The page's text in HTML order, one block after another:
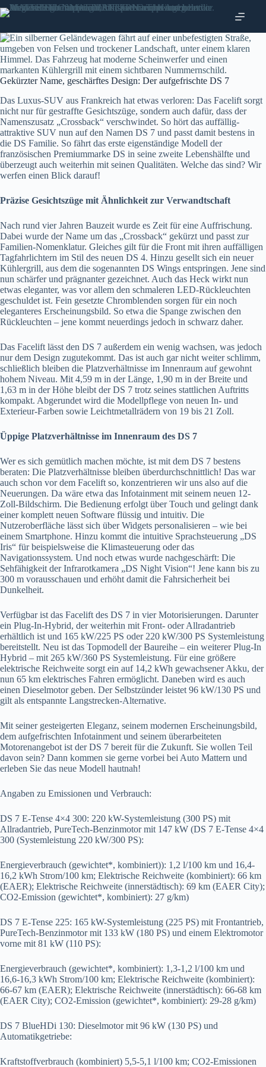
Zum
Inhalt
Gekürzter Name, geschärftes Design: Der aufgefrischte DS 7
Das Luxus-SUV aus Frankreich hat etwas verloren: Das Facelift sorgt
nicht nur für gestraffte Gesichtszüge, sondern auch dafür, dass der
Namenszusatz „Crossback“ verschwindet. So hört das auffällig-
attraktive SUV nun auf den Namen DS 7 und passt damit bestens in
die DS Familie. So fährt das erste eigenständige Modell der
französischen Premiummarke DS in seine zweite Lebenshälfte und
überzeugt auch weiterhin mit seinen Qualitäten. Welche das sind? Wir
werfen einen Blick darauf!
Präzise Gesichtszüge mit Ähnlichkeit zur Verwandtschaft
Nach rund vier Jahren Bauzeit wurde es Zeit für eine Auffrischung.
Dabei wurde der Name um das „Crossback“ gekürzt und passt zur
Familien-Nomenklatur. Gleiches gilt für die Front mit ihren auffälligen
Tagfahrlichtern im Stil des neuen DS 4. Hinzu gesellt sich ein neuer
Kühlergrill, aus dem die sogenannten DS Wings entspringen. Jene sind
nun schärfer und prägnanter gezeichnet. Auch das Heck wirkt nun
etwas eleganter, was vor allem den schmaleren LED-Rückleuchten
geschuldet ist. Fein gesetzte Chromblenden sorgen für ein noch
eleganteres Erscheinungsbild. So etwa die Spange zwischen den
Rückleuchten – jene kommt neuerdings jedoch in schwarz daher.
Das Facelift lässt den DS 7 außerdem ein wenig wachsen, was jedoch
nur dem Design zugutekommt. Das ist auch gar nicht weiter schlimm,
schließlich bleiben die Platzverhältnisse im Innenraum auf gewohnt
hohem Niveau. Mit 4,59 m in der Länge, 1,90 m in der Breite und
1,63 m in der Höhe bleibt der DS 7 trotz seines stattlichen Auftritts
kompakt. Abgerundet wird die Modellpflege von neuen In- und
Exterieur-Farben sowie Leichtmetallrädern von 19 bis 21 Zoll.
Üppige Platzverhältnisse im Innenraum des DS 7
Wer es sich gemütlich machen möchte, ist mit dem DS 7 bestens
beraten: Die Platzverhältnisse bleiben überdurchschnittlich! Das war
auch schon vor dem Facelift so, konzentrieren wir uns also auf die
Neuerungen. Da wäre etwa das Infotainment mit seinem neuen 12-
Zoll-Bildschirm. Die Bedienung erfolgt über Touch und gelingt dank
einer komplett neuen Software flüssig und intuitiv. Die
Nutzeroberfläche lässt sich über Widgets personalisieren – wie bei
einem Smartphone. Hinzu kommt die intuitive Sprachsteuerung „DS
Iris“ für beispielsweise die Klimasteuerung oder das
Navigationssystem. Und noch etwas wurde nachgeschärft: Die
Sehfähigkeit der Infrarotkamera „DS Night Vision“! Jene kann bis zu
300 m vorausschauen und erhöht damit die Fahrsicherheit bei
Dunkelheit.
Verfügbar ist das Facelift des DS 7 in vier Motorisierungen. Darunter
ein Plug-In-Hybrid, der weiterhin mit Front- oder Allradantrieb
erhältlich ist und 165 kW/225 PS oder 220 kW/300 PS Systemleistung
bereitstellt. Neu ist das Topmodell der Baureihe – ein weiterer Plug-In
Hybrid – mit 265 kW/360 PS Systemleistung. Für eine größere
elektrische Reichweite sorgt ein auf 14,2 kWh gewachsener Akku, der
nun 65 km elektrisches Fahren ermöglicht. Daneben wird es auch
einen Dieselmotor geben. Der Selbstzünder leistet 96 kW/130 PS und
gilt als entspannte Langstrecken-Alternative.
Mit seiner gesteigerten Eleganz, seinem modernen Erscheinungsbild,
dem aufgefrischten Infotainment und seinem überarbeiteten
Motorenangebot ist der DS 7 bereit für die Zukunft. Sie wollen Teil
davon sein? Dann kommen sie gerne vorbei bei Auto Mattern und
erleben Sie das neue Modell hautnah!
Angaben zu Emissionen und Verbrauch:
DS 7 E-Tense 4×4 300: 220 kW-Systemleistung (300 PS) mit
Allradantrieb, PureTech-Benzinmotor mit 147 kW (DS 7 E-Tense 4×4
300 (Systemleistung 220 kW/300 PS):
Energieverbrauch (gewichtet*, kombiniert)): 1,2 l/100 km und 16,4-
16,2 kWh Strom/100 km; Elektrische Reichweite (kombiniert): 66 km
(EAER); Elektrische Reichweite (innerstädtisch): 69 km (EAER City);
CO2-Emission (gewichtet*, kombiniert): 27 g/km)
DS 7 E-Tense 225: 165 kW-Systemleistung (225 PS) mit Frontantrieb,
PureTech-Benzinmotor mit 133 kW (180 PS) und einem Elektromotor
vorne mit 81 kW (110 PS):
Energieverbrauch (gewichtet*, kombiniert): 1,3-1,2 l/100 km und
16,6-16,3 kWh Strom/100 km; Elektrische Reichweite (kombiniert):
66-67 km (EAER); Elektrische Reichweite (innerstädtisch): 66-68 km
(EAER City); CO2-Emission (gewichtet*, kombiniert): 29-28 g/km)
DS 7 BlueHDi 130: Dieselmotor mit 96 kW (130 PS) und
Automatikgetriebe:
Kraftstoffverbrauch (kombiniert) 5,5-5,1 l/100 km; CO2-Emissionen